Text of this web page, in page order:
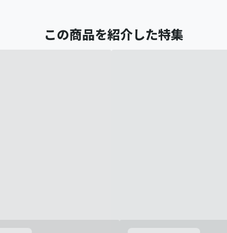
この商品を紹介した特集